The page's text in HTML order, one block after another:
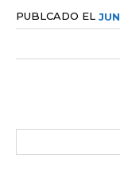
PUBLCADO EL